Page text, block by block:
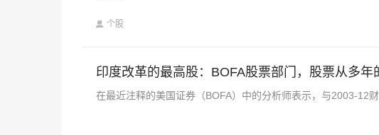
个股
印度改革的最高股：BOFA股票部门，股票从多年
在最近注释的美国证券（BOFA）中的分析师表示，与2003-12